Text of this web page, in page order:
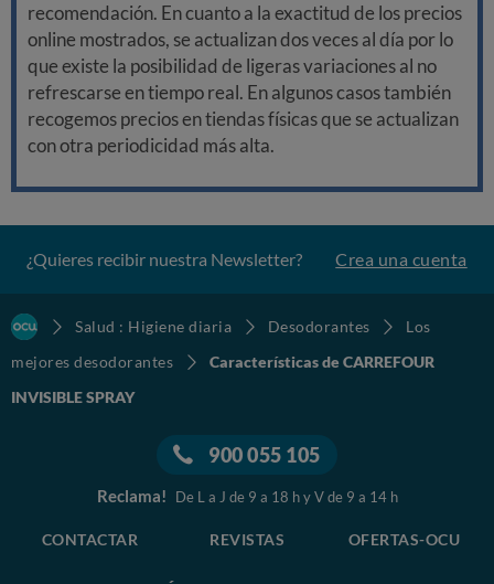
recomendación. En cuanto a la exactitud de los precios
online mostrados, se actualizan dos veces al día por lo
que existe la posibilidad de ligeras variaciones al no
refrescarse en tiempo real. En algunos casos también
recogemos precios en tiendas físicas que se actualizan
con otra periodicidad más alta.
¿Quieres recibir nuestra Newsletter? Crea una cuenta
Salud : Higiene diaria Desodorantes
Los
mejores desodorantes
Características de CARREFOUR
INVISIBLE SPRAY
900 055 105
Reclama! De L a J de 9 a 18 h y V de 9 a 14 h
CONTACTAR REVISTAS OFERTAS-OCU